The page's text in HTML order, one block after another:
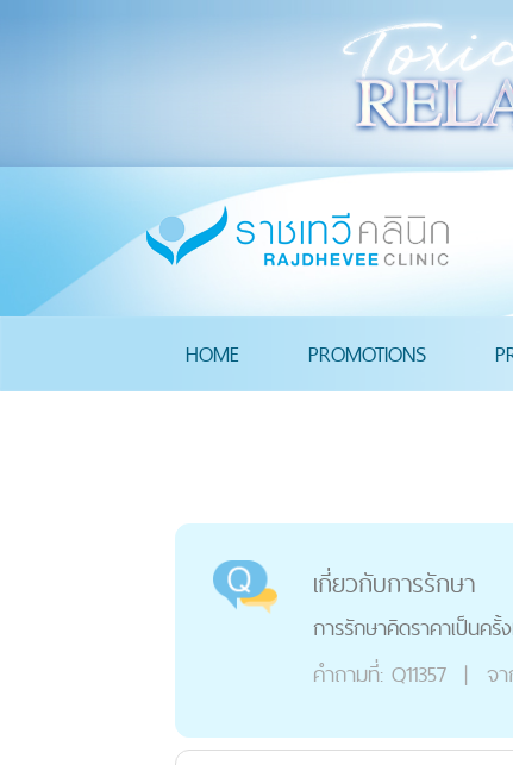
HOME PROMOTIONS
เกี่ยวกับการรักษา
การรักษาคิดราคาเป็นครั้
คำถามที่: Q11357 | จ